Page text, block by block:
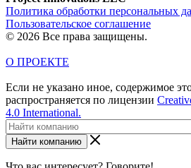
Политика обработки персональных
Пользовательское соглашение
© 2026 Все права защищены.
О ПРОЕКТЕ
Если не указано иное, содержимое
распространяется по лицензии
4.0 International.
Найти компанию